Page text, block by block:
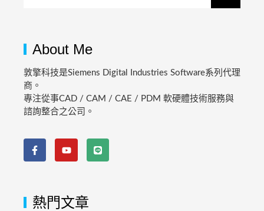
About Me
敦擎科技是Siemens Digital Industries Software系列代理
商。
專注從事CAD / CAM / CAE / PDM 軟硬體技術服務與
諮詢整合之公司。
熱門文章